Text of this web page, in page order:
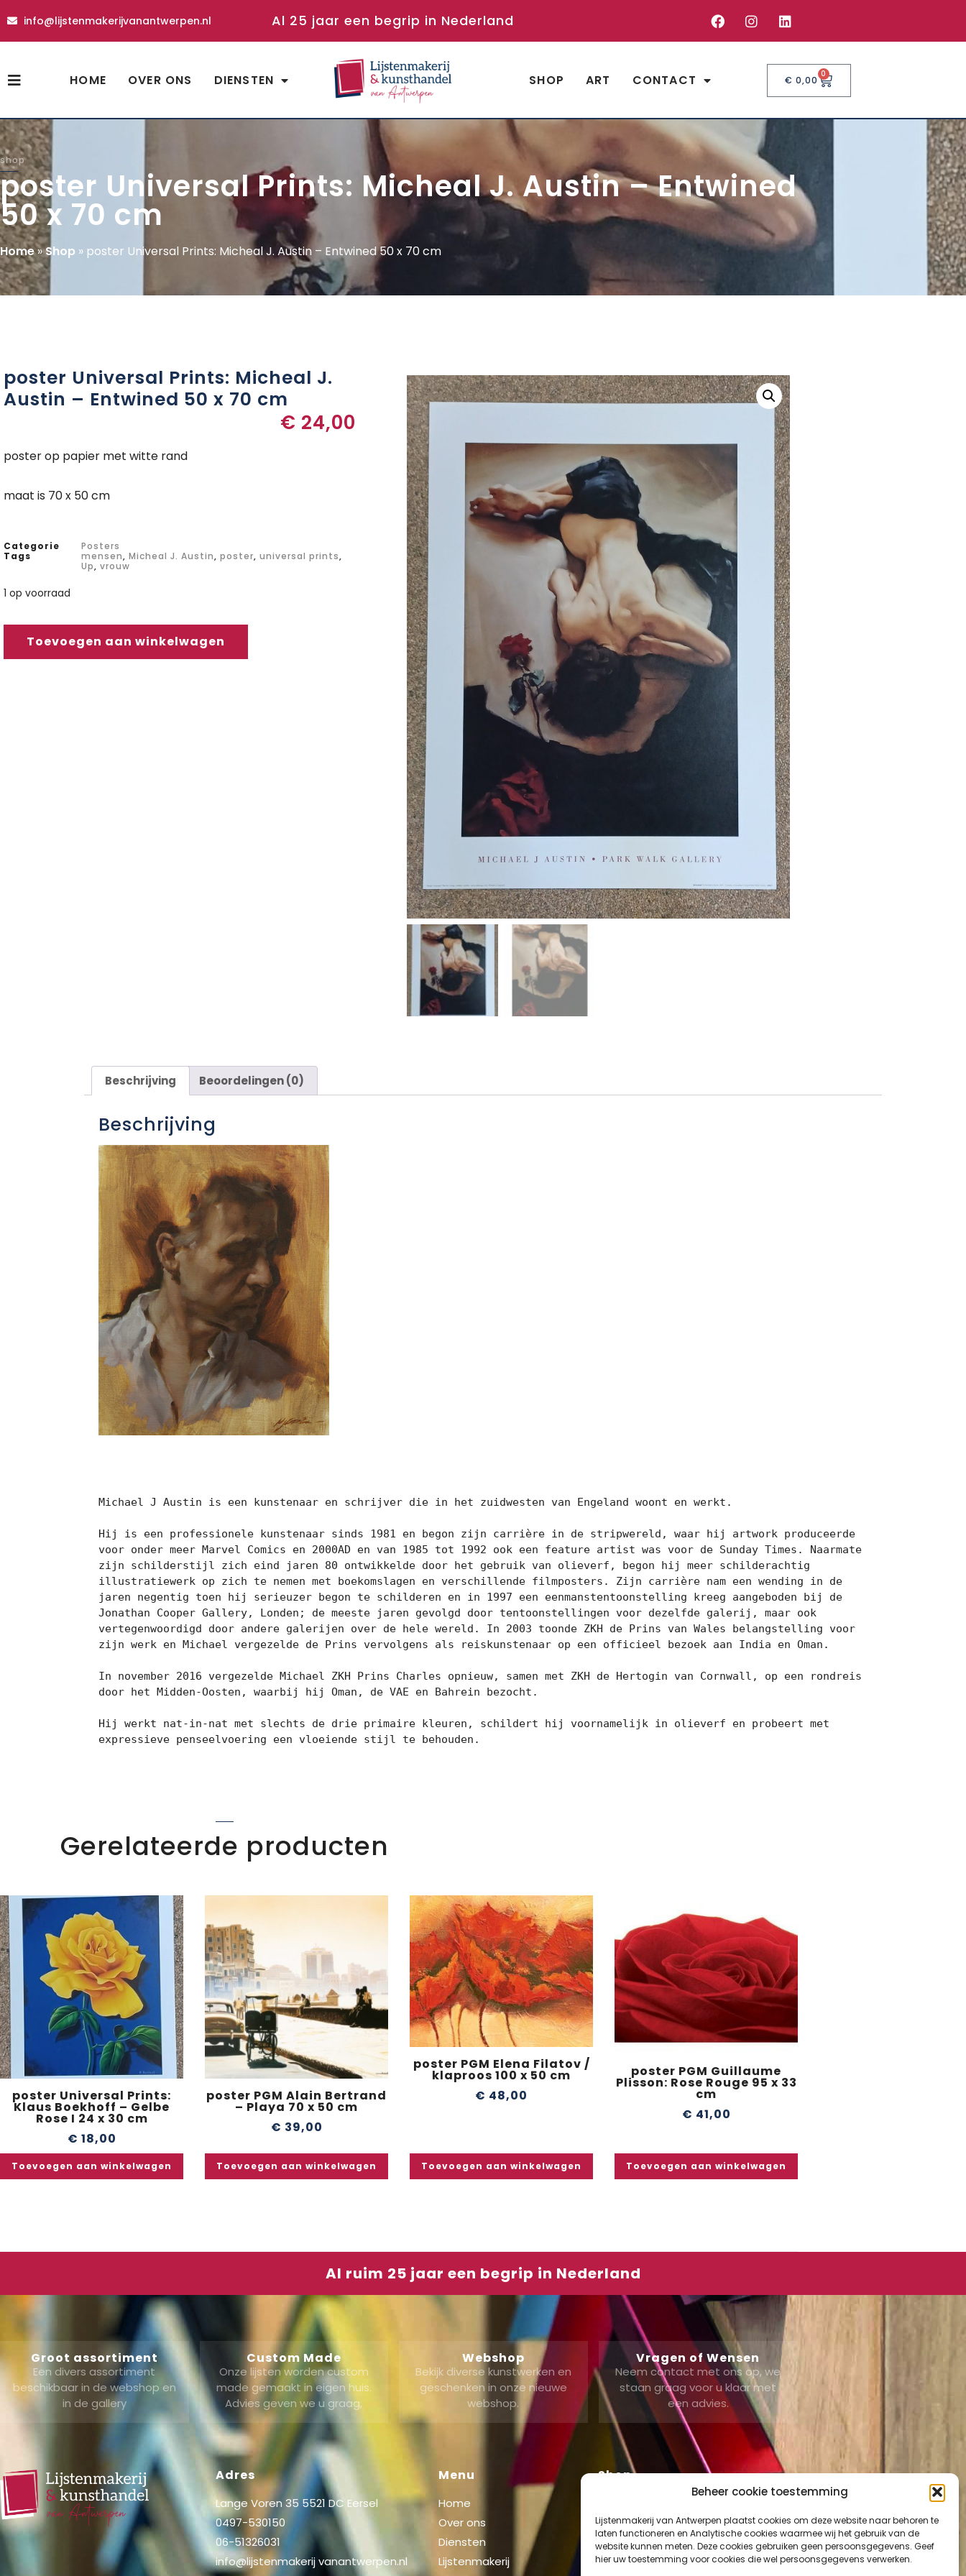
Beheer cookie toestemming
Lijstenmakerij van Antwerpen plaatst cookies om deze website naar behoren te
laten functioneren en Analytische cookies waarmee wij het gebruik van de
website kunnen meten. Deze cookies gebruiken geen persoonsgegevens. Geef
hier uw toestemming voor cookies die wel persoonsgegevens verwerken.
info@lijstenmakerijvanantwerpen.nl Al 25 jaar een begrip in Nederland
HOME OVER ONS DIENSTEN SHOP ART CONTACT € 0,00
0
shop
poster Universal Prints: Micheal J. Austin – Entwined
50 x 70 cm
Home»Shop » poster Universal Prints: Micheal J. Austin – Entwined 50 x 70 cm
poster Universal Prints: Micheal J.
Austin – Entwined 50 x 70 cm
€ 24,00
poster op papier met witte rand
maat is 70 x 50 cm
Categorie
Posters
Tags
mensen, Micheal J. Austin, poster, universal prints,
Up, vrouw
1 op voorraad
Toevoegen aan winkelwagen
Beschrijving Beoordelingen (0)
Beschrijving
Michael J Austin is een kunstenaar en schrijver die in het zuidwesten van Engeland woont en werkt.
Hij is een professionele kunstenaar sinds 1981 en begon zijn carrière in de stripwereld, waar hij artwork produceerde
voor onder meer Marvel Comics en 2000AD en van 1985 tot 1992 ook een feature artist was voor de Sunday Times. Naarmate
zijn schilderstijl zich eind jaren 80 ontwikkelde door het gebruik van olieverf, begon hij meer schilderachtig
illustratiewerk op zich te nemen met boekomslagen en verschillende filmposters. Zijn carrière nam een ​​wending in de
jaren negentig toen hij serieuzer begon te schilderen en in 1997 een eenmanstentoonstelling kreeg aangeboden bij de
Jonathan Cooper Gallery, Londen; de meeste jaren gevolgd door tentoonstellingen voor dezelfde galerij, maar ook
vertegenwoordigd door andere galerijen over de hele wereld. In 2003 toonde ZKH de Prins van Wales belangstelling voor
zijn werk en Michael vergezelde de Prins vervolgens als reiskunstenaar op een officieel bezoek aan India en Oman.
In november 2016 vergezelde Michael ZKH Prins Charles opnieuw, samen met ZKH de Hertogin van Cornwall, op een rondreis
door het Midden-Oosten, waarbij hij Oman, de VAE en Bahrein bezocht.
Hij werkt nat-in-nat met slechts de drie primaire kleuren, schildert hij voornamelijk in olieverf en probeert met
expressieve penseelvoering een vloeiende stijl te behouden.
Gerelateerde producten
poster Universal Prints:
Klaus Boekhoff – Gelbe
Rose I 24 x 30 cm
€ 18,00
Toevoegen aan winkelwagen
poster PGM Alain Bertrand
– Playa 70 x 50 cm
€ 39,00
Toevoegen aan winkelwagen
poster PGM Elena Filatov /
klaproos 100 x 50 cm
€ 48,00
Toevoegen aan winkelwagen
poster PGM Guillaume
Plisson: Rose Rouge 95 x 33
cm
€ 41,00
Toevoegen aan winkelwagen
Al ruim 25 jaar een begrip in Nederland
Groot assortiment
Een divers assortiment
beschikbaar in de webshop en
in de gallery
Custom Made
Onze lijsten worden custom
made gemaakt in eigen huis.
Advies geven we u graag,
Webshop
Bekijk diverse kunstwerken en
geschenken in onze nieuwe
webshop.
Vragen of Wensen
Neem contact met ons op, we
staan graag voor u klaar met
een advies.
Adres
Lange Voren 35 5521 DC Eersel
0497-530150
06-51326031
info@lijstenmakerij vanantwerpen.nl
Menu
Home
Over ons
Diensten
Lijstenmakerij
Shop
Mijn account
Winkelmand